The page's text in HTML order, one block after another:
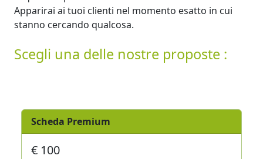
Apparirai ai tuoi clienti nel momento esatto in cui
stanno cercando qualcosa.
Scegli una delle nostre proposte :
Scheda Premium
€ 100